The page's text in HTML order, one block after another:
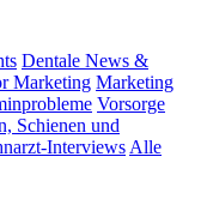
Dentale News &
Marketing Marketing
Vorsorge
Schienen und
Interviews Alle